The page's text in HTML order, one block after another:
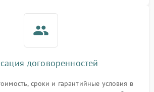
договоренностей
сроки и гарантийные условия в